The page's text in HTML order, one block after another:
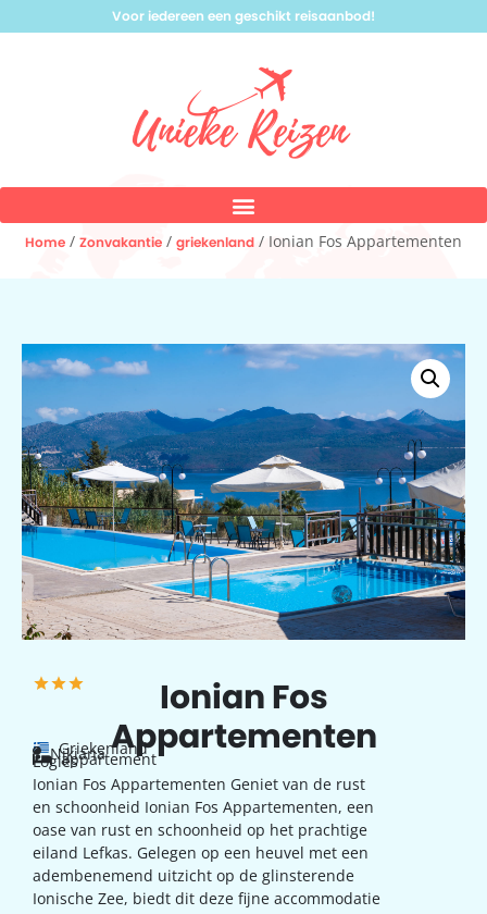
Voor iedereen een geschikt reisaanbod!
Home / Zonvakantie / griekenland / Ionian Fos Appartementen
Ionian Fos
Appartementen
Griekenland
Nikiana
appartement
Logies
Ionian Fos Appartementen Geniet van de rust
en schoonheid Ionian Fos Appartementen, een
oase van rust en schoonheid op het prachtige
eiland Lefkas. Gelegen op een heuvel met een
adembenemend uitzicht op de glinsterende
Ionische Zee, biedt dit deze fijne accommodatie